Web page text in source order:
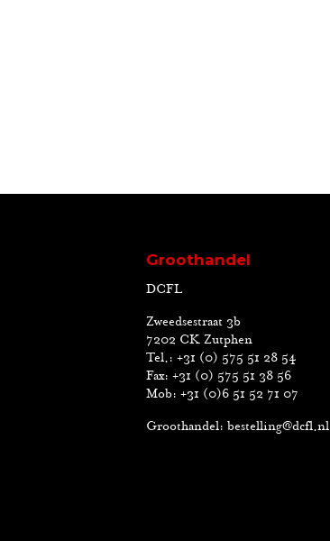
Groothandel
DCFL
Zweedsestraat 3b
7202 CK Zutphen
Tel.: +31 (0) 575 51 28 54
Fax: +31 (0) 575 51 38 56
Mob: +31 (0)6 51 52 71 07
Groothandel: bestelling@dcfl.nl